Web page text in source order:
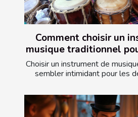
Comment choisir un
musique traditionnel
Choisir un instrument de
sembler intimidant pour les